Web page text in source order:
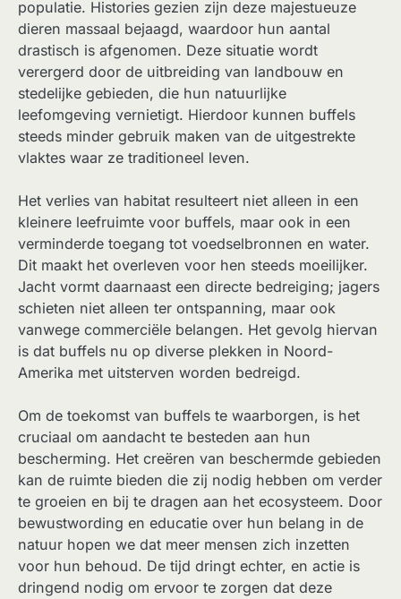
populatie. Histories gezien zijn deze majestueuze
dieren massaal bejaagd, waardoor hun aantal
drastisch is afgenomen. Deze situatie wordt
verergerd door de uitbreiding van landbouw en
stedelijke gebieden, die hun natuurlijke
leefomgeving vernietigt. Hierdoor kunnen buffels
steeds minder gebruik maken van de uitgestrekte
vlaktes waar ze traditioneel leven.
Het verlies van habitat resulteert niet alleen in een
kleinere leefruimte voor buffels, maar ook in een
verminderde toegang tot voedselbronnen en water.
Dit maakt het overleven voor hen steeds moeilijker.
Jacht vormt daarnaast een directe bedreiging; jagers
schieten niet alleen ter ontspanning, maar ook
vanwege commerciële belangen. Het gevolg hiervan
is dat buffels nu op diverse plekken in Noord-
Amerika met uitsterven worden bedreigd.
Om de toekomst van buffels te waarborgen, is het
cruciaal om aandacht te besteden aan hun
bescherming. Het creëren van beschermde gebieden
kan de ruimte bieden die zij nodig hebben om verder
te groeien en bij te dragen aan het ecosysteem. Door
bewustwording en educatie over hun belang in de
natuur hopen we dat meer mensen zich inzetten
voor hun behoud. De tijd dringt echter, en actie is
dringend nodig om ervoor te zorgen dat deze